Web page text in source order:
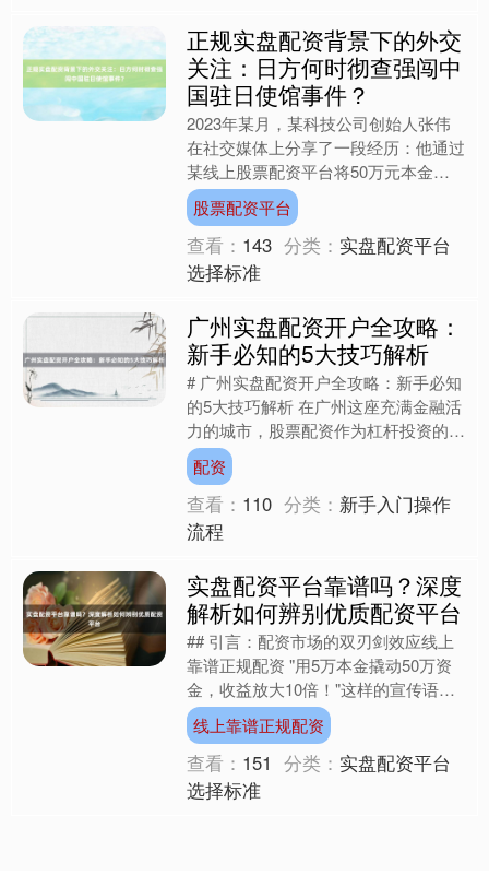
正规实盘配资背景下的外交
关注：日方何时彻查强闯中
国驻日使馆事件？
2023年某月，某科技公司创始人张伟
在社交媒体上分享了一段经历：他通过
某线上股票配资平台将50万元本金放
大至250万元进行操作，起初两周收益
超过30%，却在第三....
股票配资平台
查看： 143 分类： 实盘配资平台
选择标准
广州实盘配资开户全攻略：
新手必知的5大技巧解析
# 广州实盘配资开户全攻略：新手必知
的5大技巧解析 在广州这座充满金融活
力的城市，股票配资作为杠杆投资的热
门方式，吸引了无数投资者跃跃欲试。
然而，面对复杂的开户....
配资
查看： 110 分类： 新手入门操作
流程
实盘配资平台靠谱吗？深度
解析如何辨别优质配资平台
## 引言：配资市场的双刃剑效应线上
靠谱正规配资 "用5万本金撬动50万资
金，收益放大10倍！"这样的宣传语在
股票配资市场屡见不鲜。据2023年第
三方机构统计，....
线上靠谱正规配资
查看： 151 分类： 实盘配资平台
选择标准